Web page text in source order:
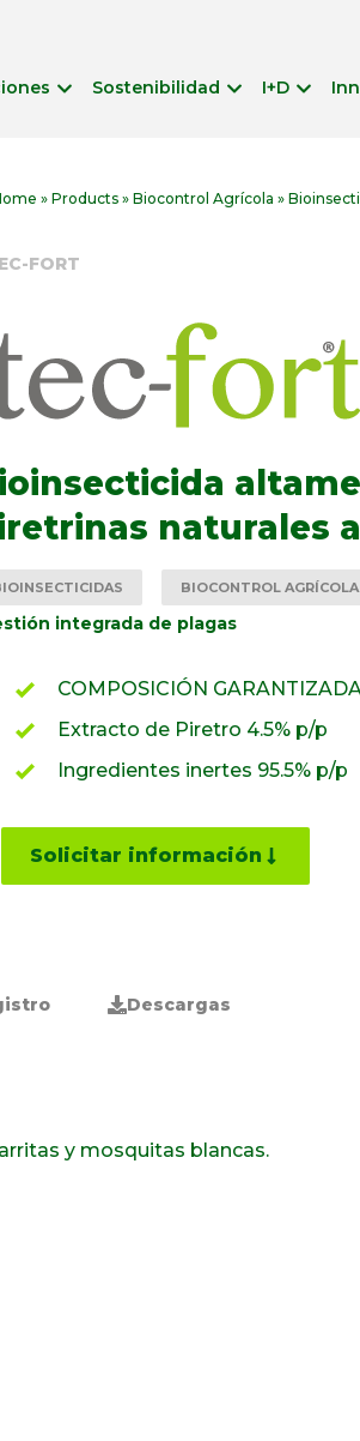
Sostenibilidad I+D
» Products » Biocontrol Agrícola »
FORT
naturales
BIOCONTROL AGRÍCOLA
integrada de plagas
COMPOSICIÓN
Extracto de Piretro 4.5% p/p
Ingredientes inertes 95.5% p/p
Solicitar información
Descargas
y mosquitas blancas.